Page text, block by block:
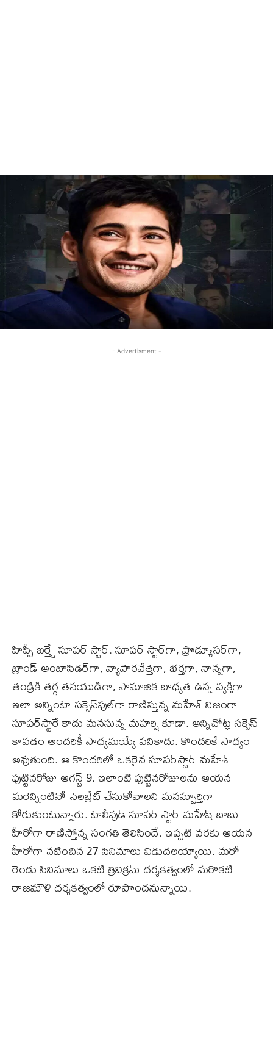
- Advertisment -
హిప్పీ బర్త్డే సూప‌ర్ స్టార్‌. సూప‌ర్ స్టార్‌గా, ప్రొడ్యూస‌ర్‌గా,
బ్రాండ్‌ అంబాసిడర్‌గా, వ్యాపారవేత్తగా, భర్తగా, నాన్నగా,
తండ్రికి తగ్గ తనయుడిగా, సామాజిక బాధ్యత ఉన్న వ్యక్తిగా
ఇలా అన్నింటా సక్సెస్‌ఫుల్‌గా రాణిస్తున్న మహేశ్‌ నిజంగా
సూపర్‌స్టారే కాదు మ‌న‌సున్న మ‌హ‌ర్షి కూడా. అన్నిచోట్ల సక్సెస్‌
కావడం అందరికీ సాధ్యమయ్యే పనికాదు. కొందరికే సాధ్యం
అవుతుంది. ఆ కొందరిలో ఒకరైన సూపర్‌స్టార్‌ మహేశ్‌
పుట్టినరోజు ఆగస్ట్‌ 9. ఇలాంటి పుట్టినరోజులను ఆయన
మరెన్నింటినో సెలబ్రేట్‌ చేసుకోవాలని మనస్పూర్తిగా
కోరుకుంటున్నారు. టాలీవుడ్ సూపర్ స్టార్ మహేష్ బాబు
హీరోగా రాణిస్తోన్న సంగతి తెలిసిందే. ఇప్పటి వరకు ఆయన
హీరోగా నటించిన 27 సినిమాలు విడుదలయ్యాయి. మరో
రెండు సినిమాలు ఒకటి త్రివిక్రమ్ దర్శకత్వంలో మరొకటి
రాజమౌళి దర్శకత్వంలో రూపొందనున్నాయి.